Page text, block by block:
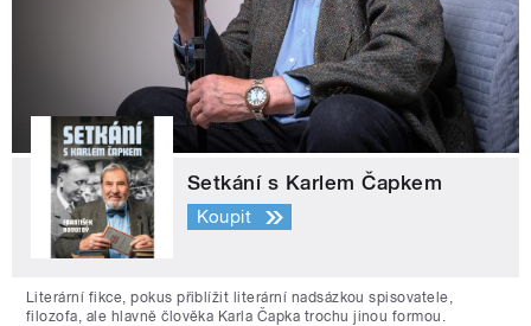
Setkání s Karlem Čapkem
Koupit
Literární fikce, pokus přiblížit literární nadsázkou spisovatele,
filozofa, ale hlavně člověka Karla Čapka trochu jinou formou.